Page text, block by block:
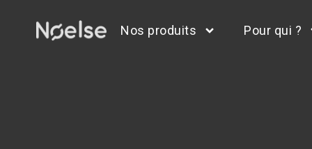
Nos produits Pour qui ?